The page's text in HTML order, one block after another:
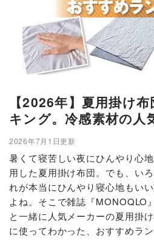
【2026年】夏用掛け
キング。冷感素材の人
2026年7月1日更新
暑くて寝苦しい夜にひんやり心
用した夏用掛け布団。でも、い
れが本当にひんやり寝心地もい
よね。そこで雑誌『MONOQLO
と一緒に人気メーカーの夏用掛
に使ってわかった、おすすめラ